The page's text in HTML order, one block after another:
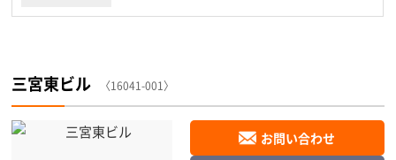
三宮東ビル 〈16041-001〉
お問い合わせ